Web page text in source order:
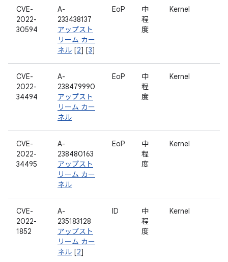
CVE-
2022-
30594
A-
233438137
アップスト
リーム カー
ネル [2] [3]
EoP
中
程
度
Kernel
CVE-
2022-
34494
A-
238479990
アップスト
リーム カー
ネル
EoP
中
程
度
Kernel
CVE-
2022-
34495
A-
238480163
アップスト
リーム カー
ネル
EoP
中
程
度
Kernel
CVE-
2022-
1852
A-
235183128
アップスト
リーム カー
ネル [2]
ID
中
程
度
Kernel